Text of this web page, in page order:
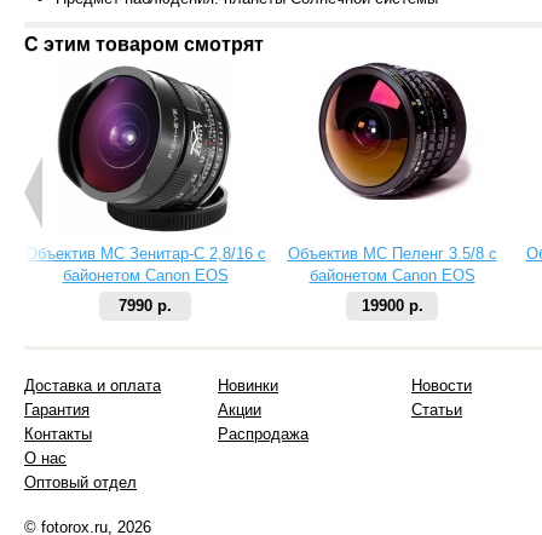
С этим товаром смотрят
Объектив МС Зенитар-C 2,8/16 с
байонетом Canon EOS
7990 р.
Объектив МС Пеленг 3.5/8 с
байонетом Canon EOS
19900 р.
Доставка и оплата
Гарантия
Контакты
О нас
Оптовый отдел
Новинки
Акции
Распродажа
Новости
Статьи
© fotorox.ru, 2026